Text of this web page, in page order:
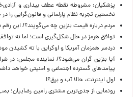
پزشکیان: مشروطه نقطه عطف بیداری و
نخستین تجربه نظام پارلمانی و قانون‌گرایی را در
مردم درباره قیمت بنزین چه می‌گویند؟/ این
توافق هرمز در حال شکل‌گیری است؛ اما نه
دردسر همزمان آمریکا و اوکراین با ته کشیدن
آیا بنزین گران می‌شود؟/ نماینده مجلس: در
پیامدهای گسترده اجتماعی و امنیتی خواهد
اول اینترنت، حالا آب و برق؟!
رونمایی از جدی‌ترین مشتری رامین رضاییان؛